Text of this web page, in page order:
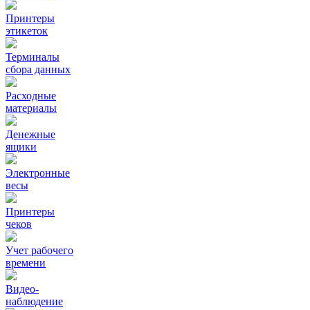
Принтеры
этикеток
Терминалы
сбора данных
Расходные
материалы
Денежные
ящики
Электронные
весы
Принтеры
чеков
Учет рабочего
времени
Видео‑
наблюдение